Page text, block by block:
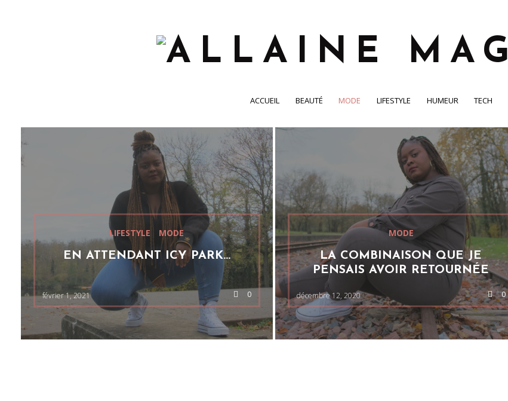
ACCUEIL BEAUTÉ MODE LIFESTYLE HUMEUR TECH
LIFESTYLE MODE
EN ATTENDANT ICY PARK…
février 1, 2021 0
MODE
LA COMBINAISON QUE JE
PENSAIS AVOIR RETOURNÉE
décembre 12, 2020 0